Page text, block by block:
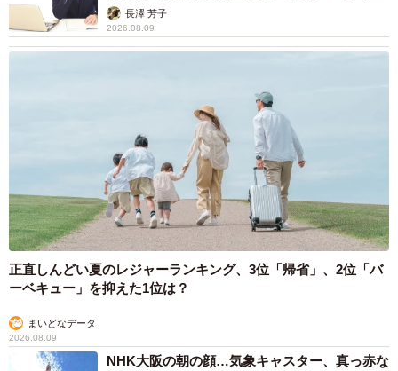
アカウンセラーが解説】
長澤 芳子
2026.08.09
正直しんどい夏のレジャーランキング、3位「帰省」、2位「バ
ーベキュー」を抑えた1位は？
まいどなデータ
2026.08.09
NHK大阪の朝の顔…気象キャスター、真っ赤な